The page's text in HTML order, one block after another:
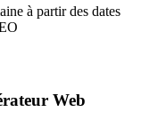
à partir des dates
Web